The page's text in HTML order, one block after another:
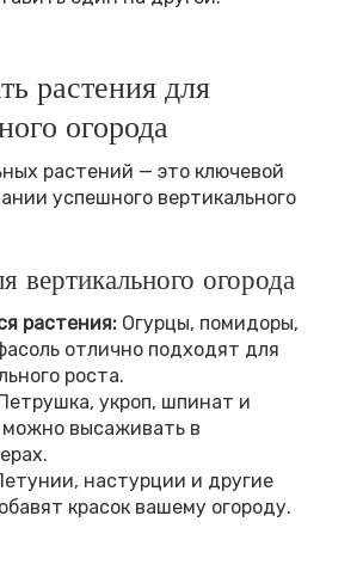
растения для
огорода
растений — это ключевой
успешного вертикального
вертикального огорода
растения: Огурцы, помидоры,
отлично подходят для
роста.
укроп, шпинат и
можно высаживать в
настурции и другие
красок вашему огороду.